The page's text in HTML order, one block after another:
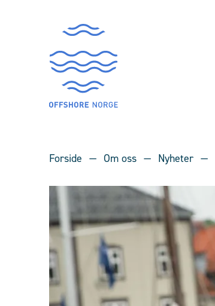
Forside Om oss Nyheter